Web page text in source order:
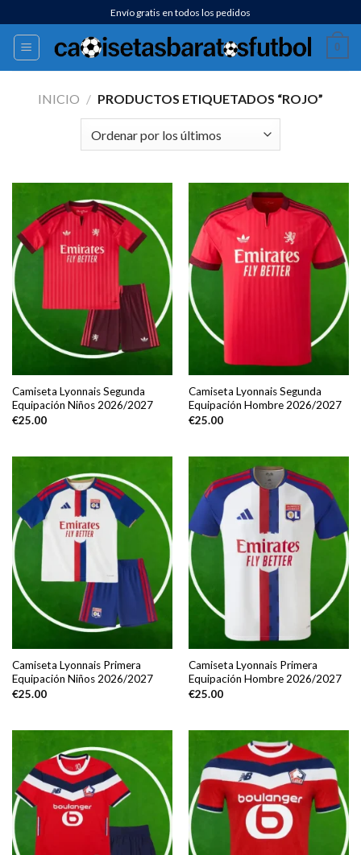
al
contenido
Envío gratis en todos los pedidos
0
INICIO / PRODUCTOS ETIQUETADOS “ROJO”
Camiseta Lyonnais Segunda
Equipación Niños 2026/2027
€25.00
Camiseta Lyonnais Segunda
Equipación Hombre 2026/2027
€25.00
Camiseta Lyonnais Primera
Equipación Niños 2026/2027
€25.00
Camiseta Lyonnais Primera
Equipación Hombre 2026/2027
€25.00